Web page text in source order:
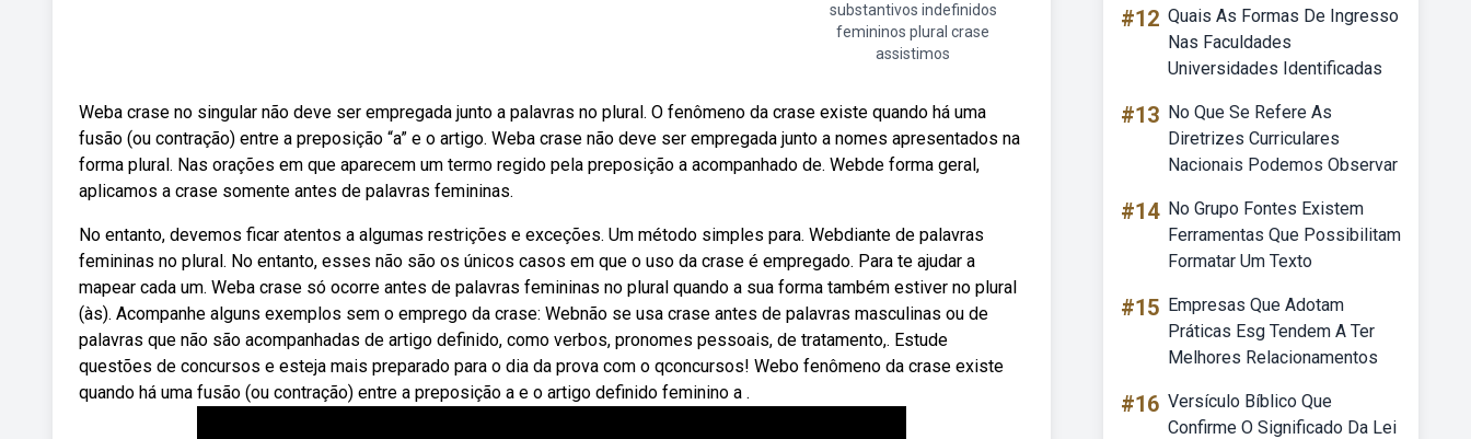
substantivos indefinidos
femininos plural crase
assistimos
Weba crase no singular não deve ser empregada junto a palavras no plural. O fenômeno da crase existe quando há uma
fusão (ou contração) entre a preposição “a” e o artigo. Weba crase não deve ser empregada junto a nomes apresentados na
forma plural. Nas orações em que aparecem um termo regido pela preposição a acompanhado de. Webde forma geral,
aplicamos a crase somente antes de palavras femininas.
No entanto, devemos ficar atentos a algumas restrições e exceções. Um método simples para. Webdiante de palavras
femininas no plural. No entanto, esses não são os únicos casos em que o uso da crase é empregado. Para te ajudar a
mapear cada um. Weba crase só ocorre antes de palavras femininas no plural quando a sua forma também estiver no plural
(às). Acompanhe alguns exemplos sem o emprego da crase: Webnão se usa crase antes de palavras masculinas ou de
palavras que não são acompanhadas de artigo definido, como verbos, pronomes pessoais, de tratamento,. Estude
questões de concursos e esteja mais preparado para o dia da prova com o qconcursos! Webo fenômeno da crase existe
quando há uma fusão (ou contração) entre a preposição a e o artigo definido feminino a .
#12 Quais As Formas De Ingresso
Nas Faculdades
Universidades Identificadas
#13 No Que Se Refere As
Diretrizes Curriculares
Nacionais Podemos Observar
#14 No Grupo Fontes Existem
Ferramentas Que Possibilitam
Formatar Um Texto
#15 Empresas Que Adotam
Práticas Esg Tendem A Ter
Melhores Relacionamentos
#16 Versículo Bíblico Que
Confirme O Significado Da Lei